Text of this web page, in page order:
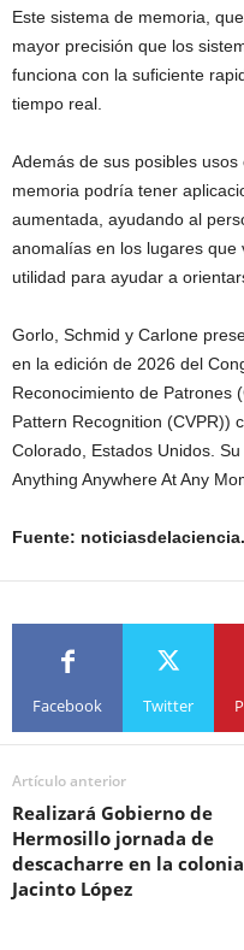
Este sistema de memoria,
mayor precisión que los
funciona con la suficiente
tiempo real.
Además de sus posibles
memoria podría tener
aumentada, ayudando al
anomalías en los lugares que
utilidad para ayudar a
Gorlo, Schmid y Carlone
en la edición de 2026 del
Reconocimiento de Patrones
Pattern Recognition (CVPR))
Colorado, Estados Unidos.
Anything Anywhere At Any
Fuente:
Facebook Twitter
Artículo anterior
Realizará Gobierno de
Hermosillo jornada de
descacharre en la colonia
Jacinto López